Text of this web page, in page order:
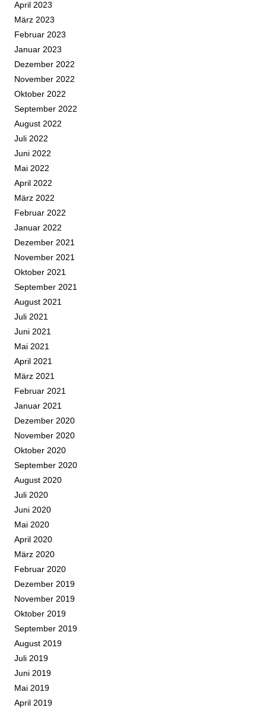
April 2023
März 2023
Februar 2023
Januar 2023
Dezember 2022
November 2022
Oktober 2022
September 2022
August 2022
Juli 2022
Juni 2022
Mai 2022
April 2022
März 2022
Februar 2022
Januar 2022
Dezember 2021
November 2021
Oktober 2021
September 2021
August 2021
Juli 2021
Juni 2021
Mai 2021
April 2021
März 2021
Februar 2021
Januar 2021
Dezember 2020
November 2020
Oktober 2020
September 2020
August 2020
Juli 2020
Juni 2020
Mai 2020
April 2020
März 2020
Februar 2020
Dezember 2019
November 2019
Oktober 2019
September 2019
August 2019
Juli 2019
Juni 2019
Mai 2019
April 2019